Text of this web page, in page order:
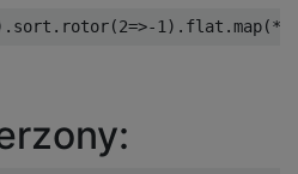
sort . rotor(2=>-1 ). flat .map(*